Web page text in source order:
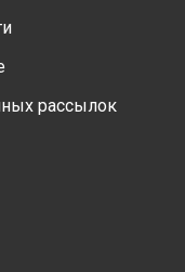
рассылок